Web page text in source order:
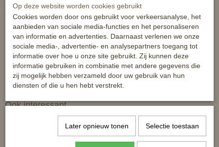
- teugelversterking en klittenbandsluiting
- elastische inzet
Reacties
Ook interessant
Op deze website worden cookies gebruikt
Cookies worden door ons gebruikt voor verkeersanalyse, het
aanbieden van sociale media-functies en het personaliseren
van informatie en advertenties. Daarnaast verlenen we onze
sociale media-, advertentie- en analysepartners toegang tot
informatie over hoe u onze site gebruikt. Zij kunnen deze
informatie gebruiken in combinatie met andere gegevens die
zij mogelijk hebben verzameld door uw gebruik van hun
diensten of die u hen hebt verstrekt.
Later opnieuw tonen Selectie toestaan